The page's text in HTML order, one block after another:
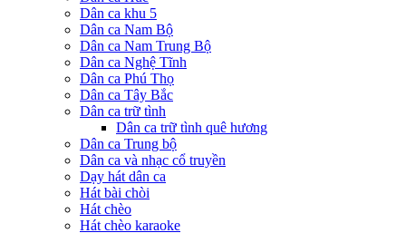
Dân ca khu 5
Dân ca Nam Bộ
Dân ca Nam Trung Bộ
Dân ca Nghệ Tĩnh
Dân ca Phú Thọ
Dân ca Tây Bắc
Dân ca trữ tình
Dân ca trữ tình quê hương
Dân ca Trung bộ
Dân ca và nhạc cổ truyền
Dạy hát dân ca
Hát bài chòi
Hát chèo
Hát chèo karaoke